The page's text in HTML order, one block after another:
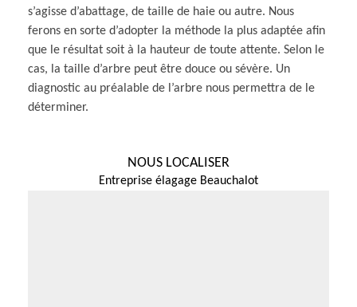
s’agisse d’abattage, de taille de haie ou autre. Nous
ferons en sorte d’adopter la méthode la plus adaptée afin
que le résultat soit à la hauteur de toute attente. Selon le
cas, la taille d’arbre peut être douce ou sévère. Un
diagnostic au préalable de l’arbre nous permettra de le
déterminer.
NOUS LOCALISER
Entreprise élagage Beauchalot